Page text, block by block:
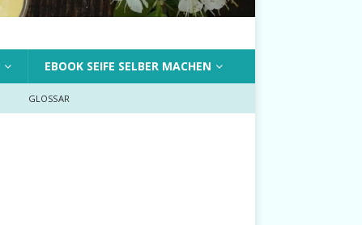
EBOOK SEIFE SELBER MACHEN
GLOSSAR